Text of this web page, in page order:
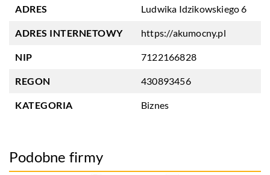
ADRES Ludwika Idzikowskiego 6
ADRES INTERNETOWY https://akumocny.pl
NIP 7122166828
REGON 430893456
KATEGORIA Biznes
Podobne firmy